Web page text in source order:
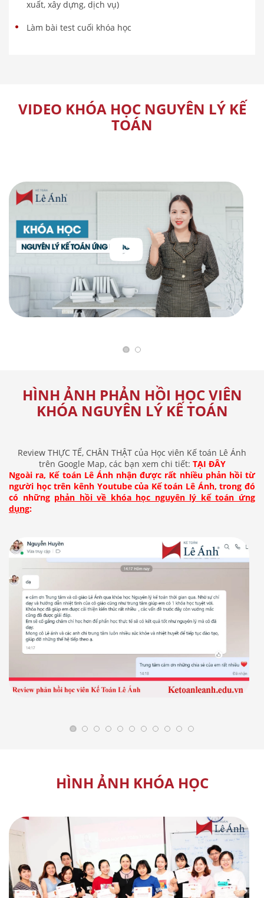
xuất, xây dựng, dịch vụ)
Làm bài test cuối khóa học
VIDEO KHÓA HỌC NGUYÊN LÝ KẾ
TOÁN
HÌNH ẢNH PHẢN HỒI HỌC VIÊN
KHÓA NGUYÊN LÝ KẾ TOÁN
Review THỰC TẾ, CHÂN THẬT của Học viên Kế toán Lê Ánh
trên Google Map, các bạn xem chi tiết: TẠI ĐÂY
Ngoài ra, Kế toán Lê Ánh nhận được rất nhiều phản hồi từ
người học trên kênh Youtube của Kế toán Lê Ánh, trong đó
có những phản hồi về khóa học nguyên lý kế toán ứng
dụng:
HÌNH ẢNH KHÓA HỌC